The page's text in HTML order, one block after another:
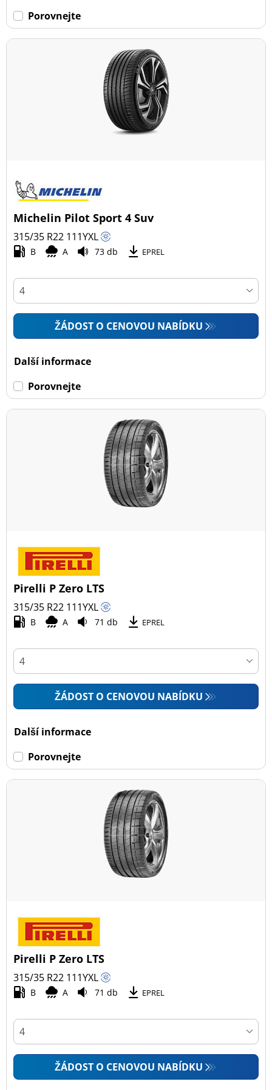
Dojezdové (4)
Ne dojezdové (14)
Porovnejte
Michelin Pilot Sport 4 Suv
315/35 R22 111YXL
B A 73 db EPREL
ŽÁDOST O CENOVOU NABÍDKU
Další informace
Porovnejte
Pirelli P Zero LTS
315/35 R22 111YXL
B A 71 db EPREL
ŽÁDOST O CENOVOU NABÍDKU
Další informace
Porovnejte
Pirelli P Zero LTS
315/35 R22 111YXL
B A 71 db EPREL
ŽÁDOST O CENOVOU NABÍDKU